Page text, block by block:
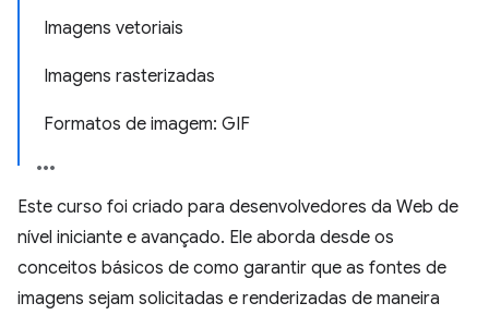
Imagens vetoriais
Imagens rasterizadas
Formatos de imagem: GIF
Este curso foi criado para desenvolvedores da Web de
nível iniciante e avançado. Ele aborda desde os
conceitos básicos de como garantir que as fontes de
imagens sejam solicitadas e renderizadas de maneira